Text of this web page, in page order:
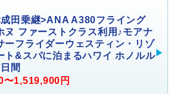
田乗継>ANA A380フライング
ヌ ファーストクラス利用♪モアナ
ーフライダーウェスティン・リゾ
ト&スパに泊まるハワイ ホノルル
間
〜1,519,900円